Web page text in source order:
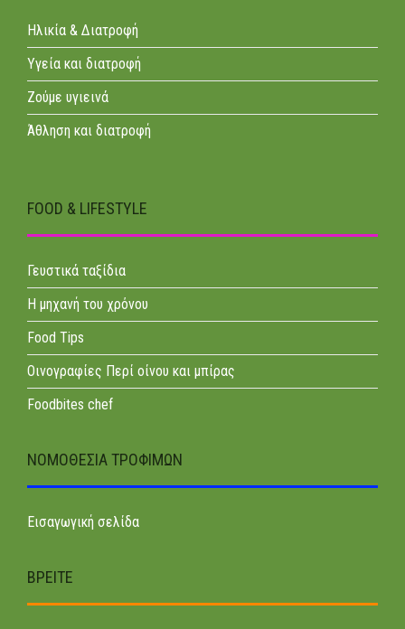
Ηλικία & Διατροφή
Υγεία και διατροφή
Ζούμε υγιεινά
Άθληση και διατροφή
FOOD & LIFESTYLE
Γευστικά ταξίδια
Η μηχανή του χρόνου
Food Tips
Οινογραφίες Περί οίνου και μπίρας
Foodbites chef
ΝΟΜΟΘΕΣΊΑ ΤΡΟΦΊΜΩΝ
Εισαγωγική σελίδα
ΒΡΕΊΤΕ